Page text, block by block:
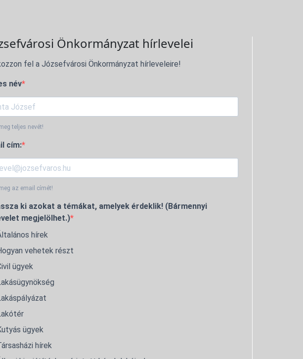
Önkormányzat hírlevelei
fel a Józsefvárosi Önkormányzat hírleveleire!
név
teljes nevét!
cím:
az email címét!
ki azokat a témákat, amelyek érdeklik! (Bármennyi
megjelölhet.)
hírek
vehetek részt
ügyek
ügyek
hírek